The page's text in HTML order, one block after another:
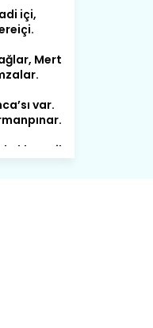
Mert
var.
Tarih
çok
genç
öğüt,
Söğüt.
var.